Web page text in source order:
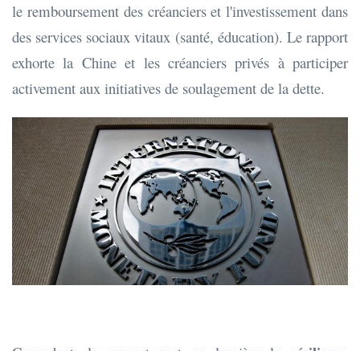
le remboursement des créanciers et l'investissement dans
des services sociaux vitaux (santé, éducation). Le rapport
exhorte la Chine et les créanciers privés à participer
activement aux initiatives de soulagement de la dette.